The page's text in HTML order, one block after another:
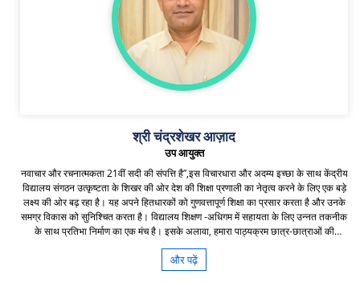
श्री चंद्रशेखर आज़ाद
उप आयुक्त
नवाचार और रचनात्मकता 21वीं सदी की संपत्ति है”,इस विचारधारा और अदम्य इच्छा के साथ केंद्रीय
विद्यालय संगठन उत्कृष्टता के शिखर की ओर देश की शिक्षा प्रणाली का नेतृत्व करने के लिए एक बड़े
लक्ष्य की ओर बढ़ रहा है। यह अपने हितधारकों को गुणवत्तापूर्ण शिक्षा का प्रसार करता है और उनके
समग्र विकास को सुनिश्चित करता है। विद्यालय शिक्षण -अधिगम में सहायता के लिए उन्नत तकनीक
के साथ प्रतिभा निर्माण का एक मंच है। इसके अलावा, हमारा पाठ्यक्रम छात्र-छात्राओं की
शैक्षणिक प्रगति को और अधिक उन्नत करने के लिए योजनापूर्वक तैयार किया गया है। हमारे छात्र-
छात्राओं को आधुनिक दुनिया के अग्रणी के रूप में तैयार करने के लिए मित्रता और मैत्रीपूर्ण
प्रतिस्पर्धा का वातावरण लगातार बनाए रखा जाता है। केन्द्रीय विद्यालय संगठन क्षेत्रीय कार्यालय
और पढ़ें